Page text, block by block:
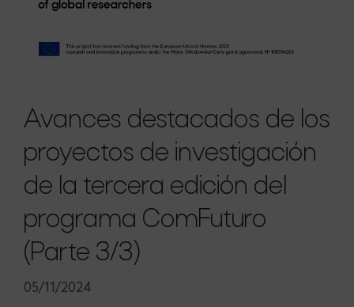
Avances destacados de los
proyectos de investigación
de la tercera edición del
programa ComFuturo
(Parte 3/3)
05/11/2024